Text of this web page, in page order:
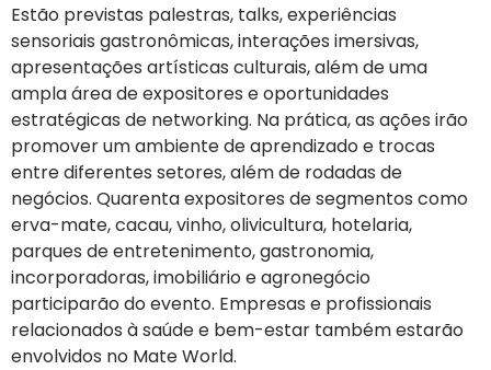
Estão previstas palestras, talks, experiências
sensoriais gastronômicas, interações imersivas,
apresentações artísticas culturais, além de uma
ampla área de expositores e oportunidades
estratégicas de networking. Na prática, as ações irão
promover um ambiente de aprendizado e trocas
entre diferentes setores, além de rodadas de
negócios. Quarenta expositores de segmentos como
erva-mate, cacau, vinho, olivicultura, hotelaria,
parques de entretenimento, gastronomia,
incorporadoras, imobiliário e agronegócio
participarão do evento. Empresas e profissionais
relacionados à saúde e bem-estar também estarão
envolvidos no Mate World.